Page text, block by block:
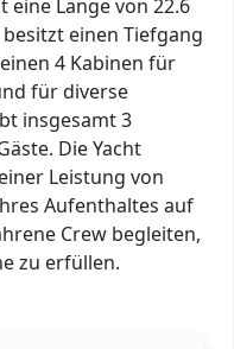
eine Länge von 22.6
einen Tiefgang
4 Kabinen für
für diverse
insgesamt 3
Die Yacht
Leistung von
Aufenthaltes auf
Crew begleiten,
zu erfüllen.